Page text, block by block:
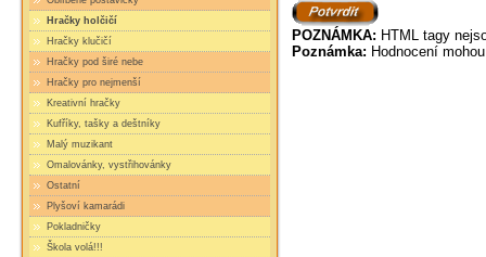
Hračky holčičí
Hračky klučičí
Hračky pod širé nebe
Hračky pro nejmenší
Kreativní hračky
Kufříky, tašky a deštníky
Malý muzikant
Omalovánky, vystřihovánky
Ostatní
Plyšoví kamarádi
Pokladničky
Škola volá!!!
POZNÁMKA: HTML tagy
Poznámka: Hodnocení